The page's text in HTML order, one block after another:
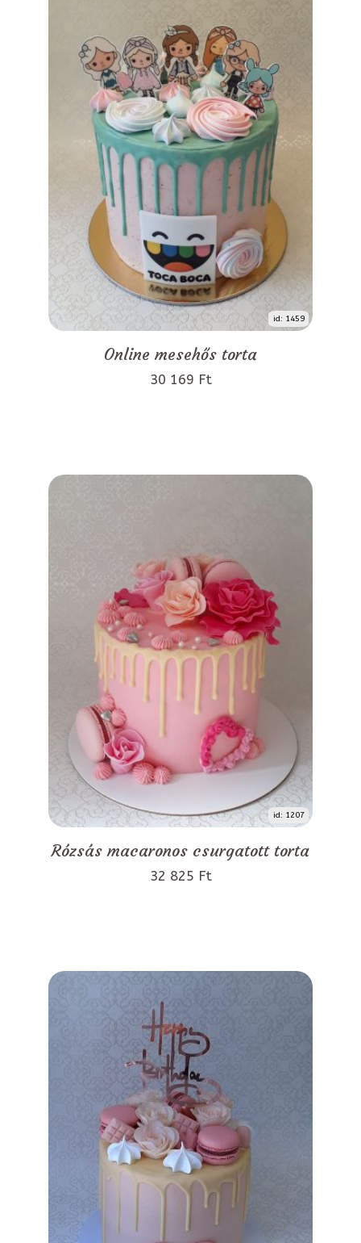
id: 1459
Online mesehős torta
30 169 Ft
id: 1207
Rózsás macaronos csurgatott torta
32 825 Ft